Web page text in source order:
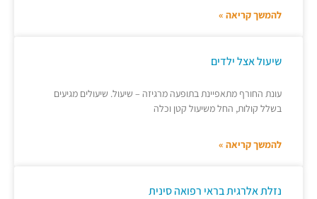
להמשך קריאה »
שיעול אצל ילדים
עונת החורף מתאפיינת בתופעה מרגיזה – שיעול. שיעולים מגיעים
בשלל קולות, החל משיעול קטן וכלה
להמשך קריאה »
נזלת אלרגית בראי רפואה סינית